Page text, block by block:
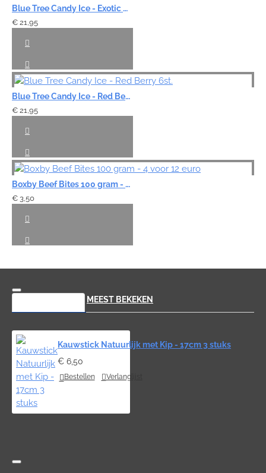
Blue Tree Candy Ice - Exotic 6st
€ 21,95
Blue Tree Candy Ice - Red Berry 6st.
€ 21,95
Boxby Beef Bites 100 gram - 4 voor 12 euro
€ 3,50
MEEST BEKEKEN
Kauwstick Natuurlijk met Kip - 17cm 3 stuks
€ 6,50
Bestellen Verlanglijst